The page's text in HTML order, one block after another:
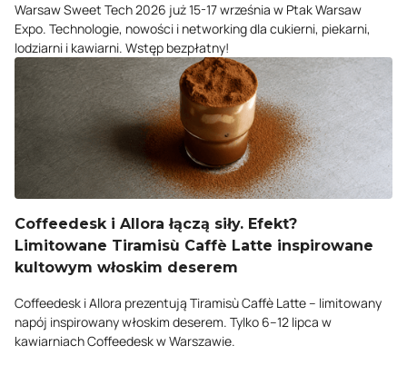
Warsaw Sweet Tech 2026 już 15-17 września w Ptak Warsaw
Expo. Technologie, nowości i networking dla cukierni, piekarni,
lodziarni i kawiarni. Wstęp bezpłatny!
Coffeedesk i Allora łączą siły. Efekt?
Limitowane Tiramisù Caffè Latte inspirowane
kultowym włoskim deserem
Coffeedesk i Allora prezentują Tiramisù Caffè Latte – limitowany
napój inspirowany włoskim deserem. Tylko 6–12 lipca w
kawiarniach Coffeedesk w Warszawie.